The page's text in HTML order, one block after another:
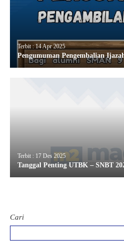
Terbit : 14 Apr 2025
Pengumuman Pengembalian
Terbit : 17 Des 2025
Tanggal Penting UTBK – SNBT
Cari